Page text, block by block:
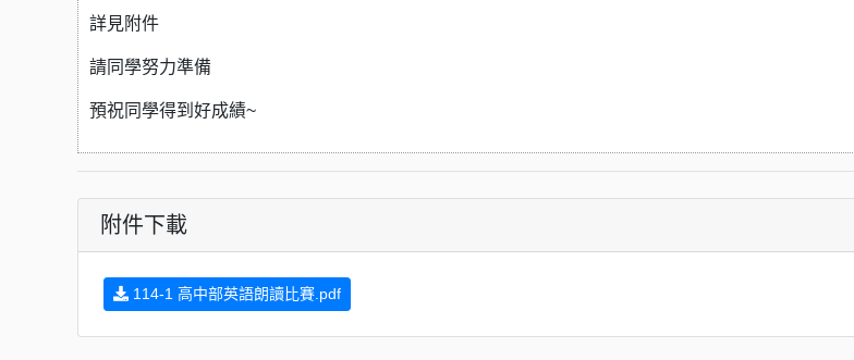
詳見附件
請同學努力準備
預祝同學得到好成績~
附件下載
114-1 高中部英語朗讀比賽.pdf